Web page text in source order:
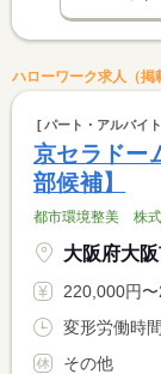
ハローワーク求人（掲
パート・アルバイト
京セラドー
部候補】
都市環境整美 株
大阪府大
220,000円〜251,600円 ※
その他